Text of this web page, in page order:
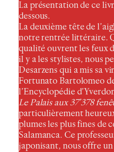
La présentation de ce
dessous.
La deuxième tête de
notre rentrée littéraire.
qualité ouvrent les feux
il y a les stylistes, nous
Desarzens qui a mis sa
Fortunato Bartolomeo
l’Encyclopédie
Le Palais aux 37’378
particulièrement
plumes les plus fines de
Salamanca. Ce
japonisant, nous offre